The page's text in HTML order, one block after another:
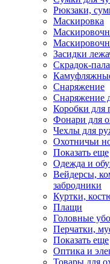
Рюкзаки,
Маскировка
Засидки
Скрадок-
Снаряжение
Снаряжение
Коробки для
Фонари для
Чехлы для
Охотничьи
Показать еще
Одежда и
Вейдерсы,
забродники
Куртки,
Плащи
Головные
Перчатки,
Показать еще
Оптика и
Товары для